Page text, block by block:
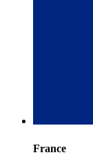
France